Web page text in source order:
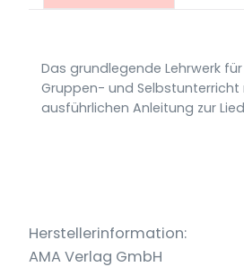
Das grundlegende Lehrwerk
Gruppen- und Selbstunterricht
ausführlichen Anleitung zur
Herstellerinformation:
AMA Verlag GmbH